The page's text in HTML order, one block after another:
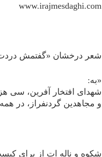
www.irajmesdaghi.com
شعر درخشان «گفتمش
«به:
شهدای افتخار آفرین، سی
و مجاهدین گردنفراز، در
شكوه و ناله ات از برای